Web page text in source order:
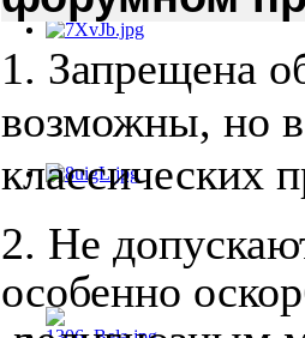
1. Запрещена
возможны, но
классических
2. Не
особенно